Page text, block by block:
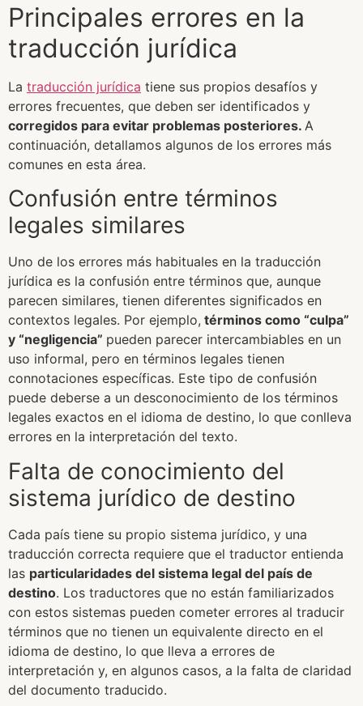
Principales errores en la
traducción jurídica
La traducción jurídica tiene sus propios desafíos y
errores frecuentes, que deben ser identificados y
corregidos para evitar problemas posteriores. A
continuación, detallamos algunos de los errores más
comunes en esta área.
Confusión entre términos
legales similares
Uno de los errores más habituales en la traducción
jurídica es la confusión entre términos que, aunque
parecen similares, tienen diferentes significados en
contextos legales. Por ejemplo, términos como “culpa”
y “negligencia” pueden parecer intercambiables en un
uso informal, pero en términos legales tienen
connotaciones específicas. Este tipo de confusión
puede deberse a un desconocimiento de los términos
legales exactos en el idioma de destino, lo que conlleva
errores en la interpretación del texto.
Falta de conocimiento del
sistema jurídico de destino
Cada país tiene su propio sistema jurídico, y una
traducción correcta requiere que el traductor entienda
las particularidades del sistema legal del país de
destino. Los traductores que no están familiarizados
con estos sistemas pueden cometer errores al traducir
términos que no tienen un equivalente directo en el
idioma de destino, lo que lleva a errores de
interpretación y, en algunos casos, a la falta de claridad
del documento traducido.